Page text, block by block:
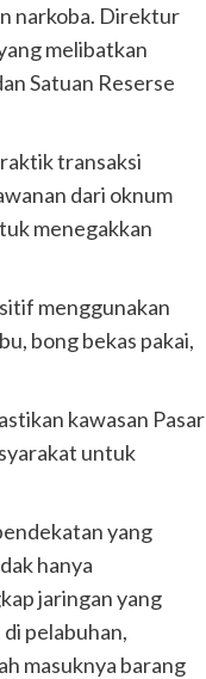
narkoba. Direktur
melibatkan
Satuan Reserse
transaksi
dari oknum
menegakkan
menggunakan
bong bekas pakai,
kawasan Pasar
untuk
yang
hanya
jaringan yang
pelabuhan,
masuknya barang